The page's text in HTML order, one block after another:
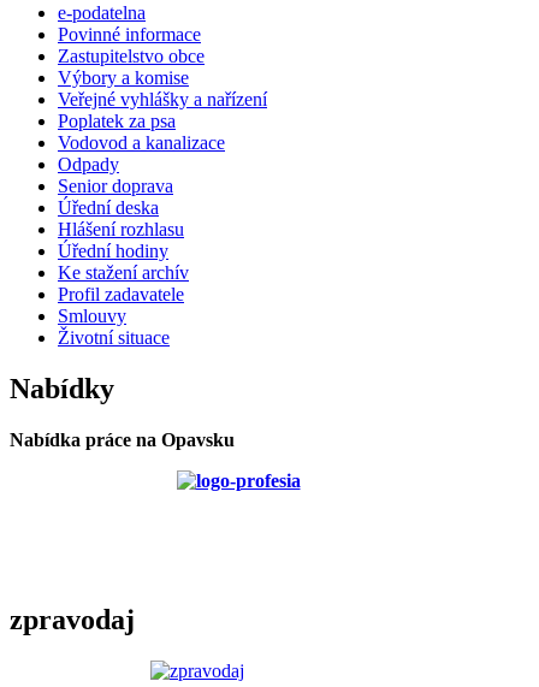
e-podatelna
Povinné informace
Zastupitelstvo obce
Výbory a komise
Veřejné vyhlášky a nařízení
Poplatek za psa
Vodovod a kanalizace
Odpady
Senior doprava
Úřední deska
Hlášení rozhlasu
Úřední hodiny
Ke stažení archív
Profil zadavatele
Smlouvy
Životní situace
Nabídky
Nabídka práce na Opavsku
zpravodaj